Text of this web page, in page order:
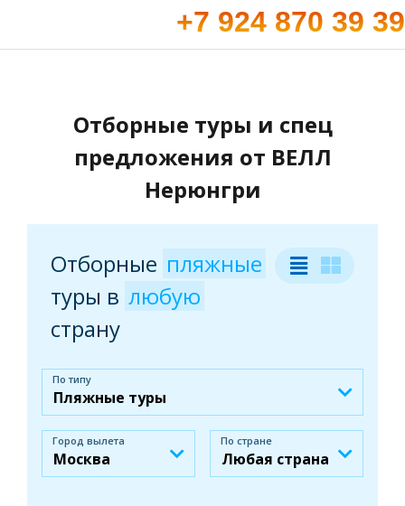
+7 924 870 39 39
Отборные туры и спец
предложения от ВЕЛЛ
Нерюнгри
Отборные пляжные
туры в любую
страну
По типу
Город вылета По стране